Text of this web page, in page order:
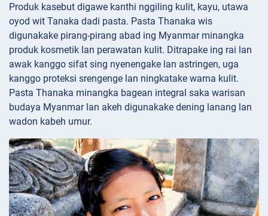
Produk kasebut digawe kanthi nggiling kulit, kayu, utawa
oyod wit Tanaka dadi pasta. Pasta Thanaka wis
digunakake pirang-pirang abad ing Myanmar minangka
produk kosmetik lan perawatan kulit. Ditrapake ing rai lan
awak kanggo sifat sing nyenengake lan astringen, uga
kanggo proteksi srengenge lan ningkatake warna kulit.
Pasta Thanaka minangka bagean integral saka warisan
budaya Myanmar lan akeh digunakake dening lanang lan
wadon kabeh umur.